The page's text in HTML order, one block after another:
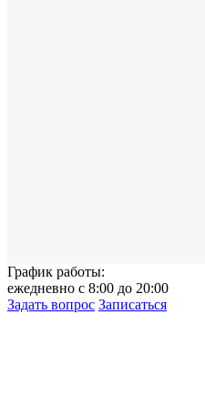
График работы:
ежедневно с 8:00 до 20:00
Задать вопрос Записаться